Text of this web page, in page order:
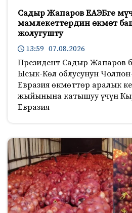
Садыр Жапаров ЕАЭБге
мамлекеттердин өкмөт
жолугушту
13:59 07.08.2026
Президент Садыр Жапаров
Ысык-Көл облусунун
Евразия өкмөттөр аралык
жыйынына катышуу үчүн
Евразия